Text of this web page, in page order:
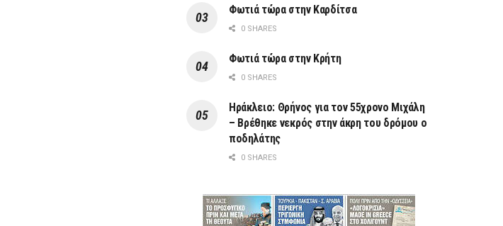
Φωτιά τώρα στην Καρδίτσα
0 SHARES
Φωτιά τώρα στην Κρήτη
0 SHARES
Ηράκλειο: Θρήνος για τον 55χρονο Μιχάλη
– Βρέθηκε νεκρός στην άκρη του δρόμου ο
ποδηλάτης
0 SHARES